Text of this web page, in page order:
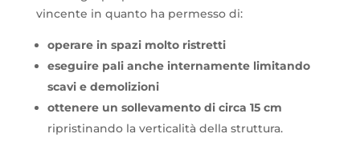
vincente in quanto ha permesso di:
operare in spazi molto ristretti
eseguire pali anche internamente limitando
scavi e demolizioni
ottenere un sollevamento di circa 15 cm
ripristinando la verticalità della struttura.